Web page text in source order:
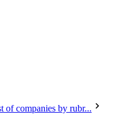
of companies by rubr...